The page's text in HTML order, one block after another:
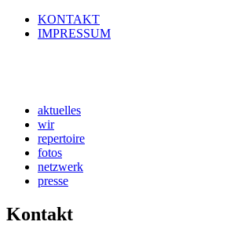
KONTAKT
IMPRESSUM
aktuelles
wir
repertoire
fotos
netzwerk
presse
Kontakt